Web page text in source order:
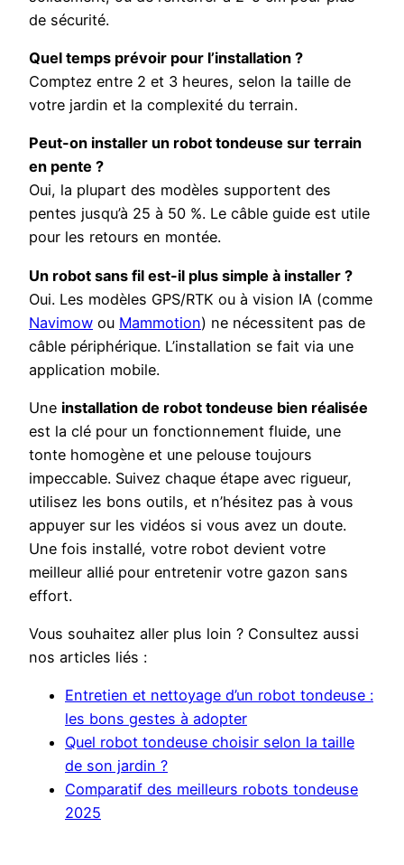
de sécurité.
Quel temps prévoir pour l’installation ?
Comptez entre 2 et 3 heures, selon la taille de
votre jardin et la complexité du terrain.
Peut-on installer un robot tondeuse sur terrain
en pente ?
Oui, la plupart des modèles supportent des
pentes jusqu’à 25 à 50 %. Le câble guide est utile
pour les retours en montée.
Un robot sans fil est-il plus simple à installer ?
Oui. Les modèles GPS/RTK ou à vision IA (comme
Navimow ou Mammotion) ne nécessitent pas de
câble périphérique. L’installation se fait via une
application mobile.
Une installation de robot tondeuse bien réalisée
est la clé pour un fonctionnement fluide, une
tonte homogène et une pelouse toujours
impeccable. Suivez chaque étape avec rigueur,
utilisez les bons outils, et n’hésitez pas à vous
appuyer sur les vidéos si vous avez un doute.
Une fois installé, votre robot devient votre
meilleur allié pour entretenir votre gazon sans
effort.
Vous souhaitez aller plus loin ? Consultez aussi
nos articles liés :
Entretien et nettoyage d’un robot tondeuse :
les bons gestes à adopter
Quel robot tondeuse choisir selon la taille
de son jardin ?
Comparatif des meilleurs robots tondeuse
2025